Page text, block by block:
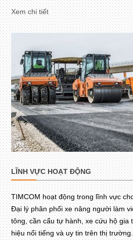
Xem chi tiết
LĨNH VỰC HOẠT ĐỘNG
TIMCOM hoạt động trong lĩnh vực
Đại lý phân phối xe nâng người làm
tông, cần cẩu tự hành, xe cứu hộ gia
hiệu nổi tiếng và uy tin trên thị